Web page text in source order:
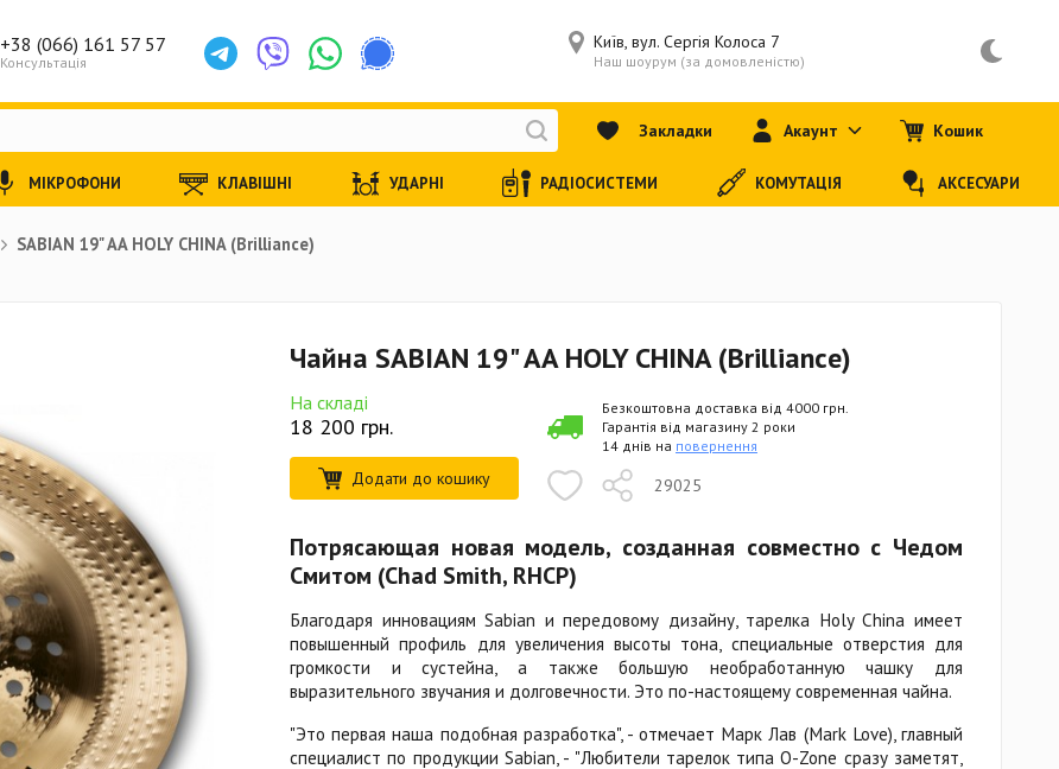
SABIAN 19" AA HOLY CHINA (Brilliance)
Чайна SABIAN 19" AA HOLY CHINA (Brilliance)
На складі
18 200 грн.
Додати до кошику 29025
Безкоштовна доставка від 4000 грн.
Гарантія від магазину 2 роки
14 днів на повернення
Потрясающая новая модель, созданная совместно с Чедом
Смитом (Chad Smith, RHCP)
Благодаря инновациям Sabian и передовому дизайну, тарелка Holy China имеет
повышенный профиль для увеличения высоты тона, специальные отверстия для
громкости и сустейна, а также большую необработанную чашку для
выразительного звучания и долговечности. Это по-настоящему современная чайна.
"Это первая наша подобная разработка", - отмечает Марк Лав (Mark Love), главный
специалист по продукции Sabian, - "Любители тарелок типа O-Zone сразу заметят,
Консультація
+38 (066) 161 57 57 Київ, вул. Сергія Колоса 7
Наш шоурум (за домовленістю)
Закладки Акаунт Кошик
МІКРОФОНИ КЛАВІШНІ УДАРНІ РАДІОСИСТЕМИ КОМУТАЦІЯ АКСЕСУАРИ